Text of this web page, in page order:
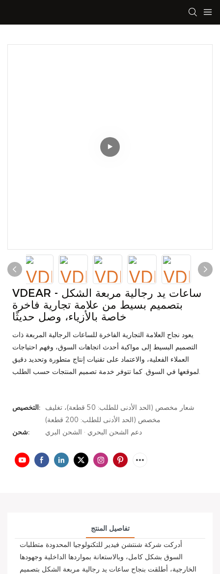
VDEAR - ساعات يد رجالية مربعة الشكل
بتصميم بسيط من علامة تجارية فاخرة
خاصة بالأزياء، وصل حديثًا
يعود نجاح العلامة التجارية الفاخرة للساعات الرجالية المربعة ذات
التصميم البسيط إلى مواكبة أحدث اتجاهات السوق، وفهم احتياجات
العملاء الفعلية، والاعتماد على تقنيات إنتاج متطورة وتحديد دقيق
لموقعها في السوق. كما تتوفر خدمة تصميم المنتجات حسب الطلب.
التخصيص:
شعار مخصص (الحد الأدنى للطلب: 50 قطعة)، تغليف
مخصص (الحد الأدنى للطلب: 200 قطعة)
شحن:
دعم الشحن البحري · الشحن البري
تفاصيل المنتج
أدركت شركة شنتشن فيدير للتكنولوجيا المحدودة متطلبات
السوق بشكل كامل، وبالاستعانة بمواردها الداخلية وجهودها
الخارجية، أطلقت بنجاح ساعات يد رجالية مربعة الشكل بتصميم